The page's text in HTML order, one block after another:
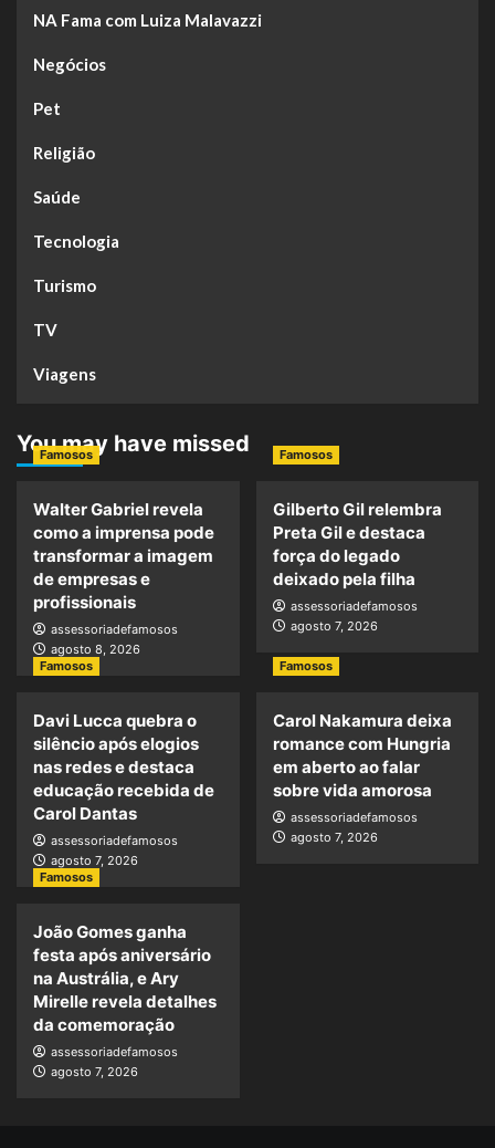
NA Fama com Luiza Malavazzi
Negócios
Pet
Religião
Saúde
Tecnologia
Turismo
TV
Viagens
You may have missed
Famosos
Walter Gabriel revela
como a imprensa pode
transformar a imagem
de empresas e
profissionais
assessoriadefamosos
agosto 8, 2026
Famosos
Gilberto Gil relembra
Preta Gil e destaca
força do legado
deixado pela filha
assessoriadefamosos
agosto 7, 2026
Famosos
Davi Lucca quebra o
silêncio após elogios
nas redes e destaca
educação recebida de
Carol Dantas
assessoriadefamosos
agosto 7, 2026
Famosos
Carol Nakamura deixa
romance com Hungria
em aberto ao falar
sobre vida amorosa
assessoriadefamosos
agosto 7, 2026
Famosos
João Gomes ganha
festa após aniversário
na Austrália, e Ary
Mirelle revela detalhes
da comemoração
assessoriadefamosos
agosto 7, 2026